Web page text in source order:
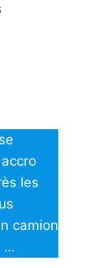
les
camion
…